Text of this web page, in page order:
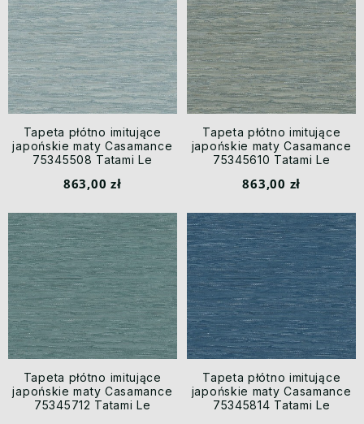
Tapeta płótno imitujące
japońskie maty Casamance
75345508 Tatami Le
863,00 zł
Tapeta płótno imitujące
japońskie maty Casamance
75345610 Tatami Le
863,00 zł
Tapeta płótno imitujące
japońskie maty Casamance
75345712 Tatami Le
Tapeta płótno imitujące
japońskie maty Casamance
75345814 Tatami Le